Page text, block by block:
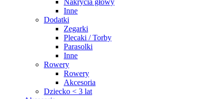
Nakrycia głowy
Inne
Dodatki
Zegarki
Plecaki / Torby
Parasolki
Inne
Rowery
Rowery
Akcesoria
Dziecko < 3 lat